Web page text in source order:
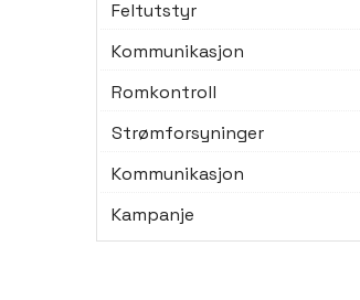
Feltutstyr
Kommunikasjon
Romkontroll
Strømforsyninger
Kommunikasjon
Kampanje